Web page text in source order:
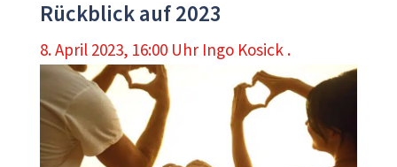
Rückblick auf 2023
8. April 2023, 16:00 Uhr Ingo Kosick .